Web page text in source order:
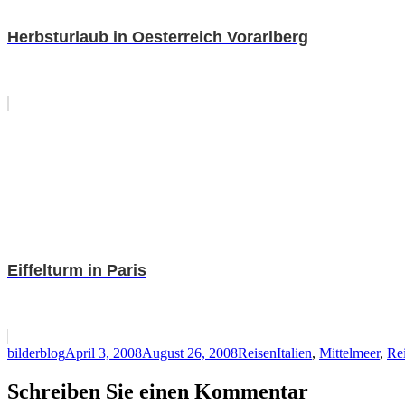
Herbsturlaub in Oesterreich Vorarlberg
Eiffelturm in Paris
Autor
bilderblogVeröffentlicht
April 3, 2008August 26, 2008Kategorien
ReisenSchlagwörter
Italien, Mittelmeer,
Schreiben Sie einen Kommentar